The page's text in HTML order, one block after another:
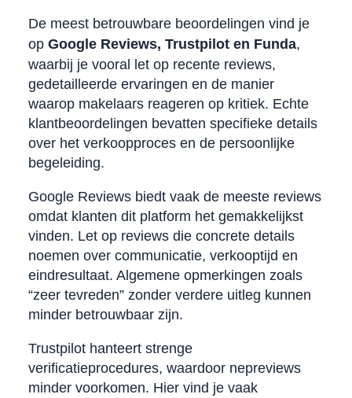
De meest betrouwbare beoordelingen vind je
op Google Reviews, Trustpilot en Funda,
waarbij je vooral let op recente reviews,
gedetailleerde ervaringen en de manier
waarop makelaars reageren op kritiek. Echte
klantbeoordelingen bevatten specifieke details
over het verkoopproces en de persoonlijke
begeleiding.
Google Reviews biedt vaak de meeste reviews
omdat klanten dit platform het gemakkelijkst
vinden. Let op reviews die concrete details
noemen over communicatie, verkooptijd en
eindresultaat. Algemene opmerkingen zoals
“zeer tevreden” zonder verdere uitleg kunnen
minder betrouwbaar zijn.
Trustpilot hanteert strenge
verificatieprocedures, waardoor nepreviews
minder voorkomen. Hier vind je vaak